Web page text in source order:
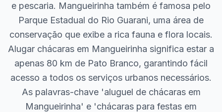
e pescaria. Mangueirinha também é famosa pelo
Parque Estadual do Rio Guarani, uma área de
conservação que exibe a rica fauna e flora locais.
Alugar chácaras em Mangueirinha significa estar a
apenas 80 km de Pato Branco, garantindo fácil
acesso a todos os serviços urbanos necessários.
As palavras-chave 'aluguel de chácaras em
Mangueirinha' e 'chácaras para festas em